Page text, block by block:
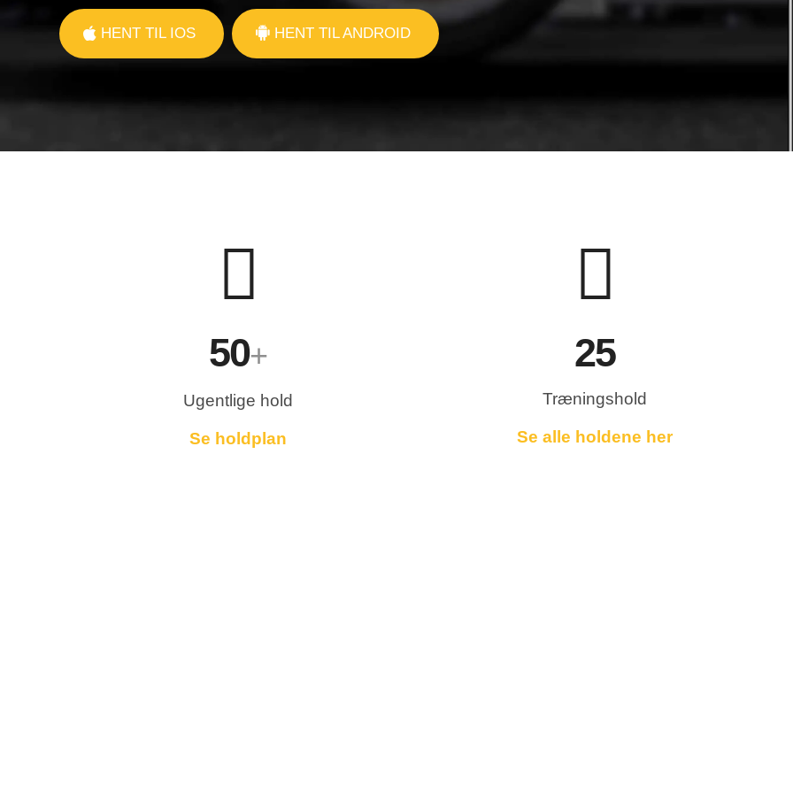
HENT TIL IOS HENT TIL ANDROID
50+
Ugentlige hold
Se holdplan
25
Træningshold
Se alle holdene her